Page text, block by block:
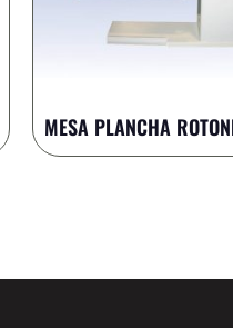
MESA PLANCHA